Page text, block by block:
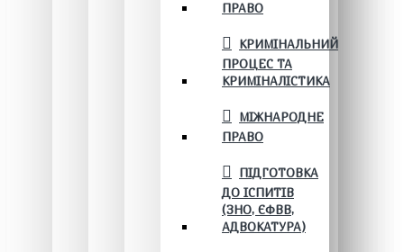
ПРАВО
КРИМІНАЛЬНИЙ
ПРОЦЕС ТА
КРИМІНАЛІСТИКА
МІЖНАРОДНЕ
ПРАВО
ПІДГОТОВКА
ДО ІСПИТІВ
(ЗНО, ЄФВВ,
АДВОКАТУРА)